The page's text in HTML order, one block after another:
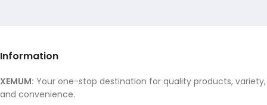
Information
XEMUM: Your one-stop destination for quality products, variety,
and convenience.